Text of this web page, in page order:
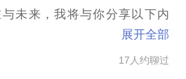
未来，我将与你分享以下内
用等行业情况；
展开全部
17人约聊过